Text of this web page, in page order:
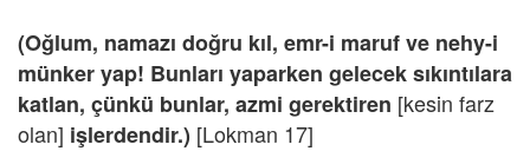
(Oğlum, namazı doğru kıl, emr-i maruf ve nehy-i
münker yap! Bunları yaparken gelecek sıkıntılara
katlan, çünkü bunlar, azmi gerektiren [kesin farz
olan] işlerdendir.) [Lokman 17]